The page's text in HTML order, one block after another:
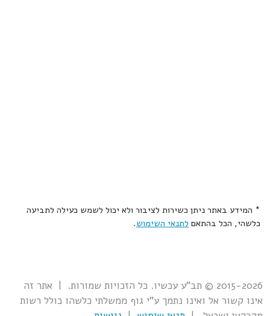
* המידע באתר ניתן כשירות לציבור ולא יכול לשמש כעילה לתביעה
כלשהי, הכל בהתאם לתנאי השימוש.
2015-2026 © תב"ע עכשיו. כל הזכויות שמורות. | אתר זה
אינו קשור אל ואינו נתמך ע"י גוף ממשלתי כלשהו כולל רשות